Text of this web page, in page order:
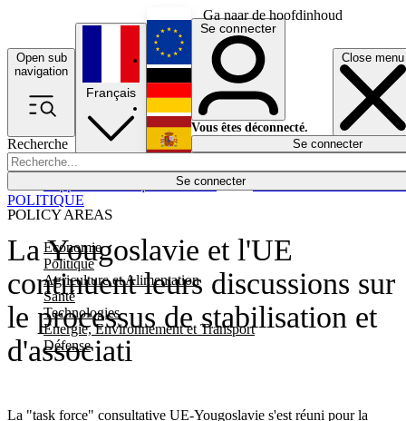
Ga naar de hoofdinhoud
Open sub
navigation
Close menu
Recherche
Se connecter
POLICY AREAS
Economie
Politique
Agriculture et Alimentation
Santé
Technologies
Energie, Environnement et Transport
Défense
Économie
Français
English
Deutsch
Español
Se connecter
Vous êtes déconnecté.
Se connecter
La Yougoslavie et l'UE
continuent leurs discussions sur
le processus de stabilisation et
d'associati
La "task force" consultative UE-Yougoslavie s'est réuni pour la
POLITIQUE